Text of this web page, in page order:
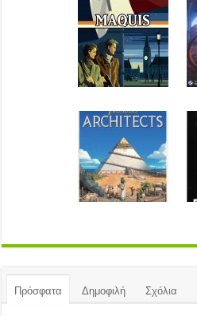
Πρόσφατα Δημοφιλή Σχόλια